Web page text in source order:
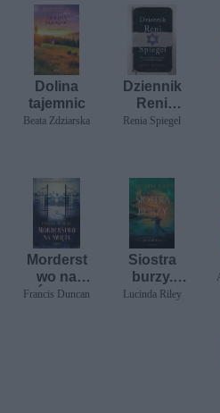
Dolina
tajemnic
Beata Zdziarska
Dziennik
Reni
Spiegel.
y w cieniu
Holokaust
u
Renia Spiegel
Morderst
wo na
Święta
Francis Duncan
Siostra
burzy.
Cykl
Lucinda Riley